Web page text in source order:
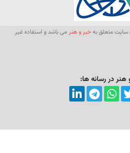
متعلق بهخبر و هنر می باشد و استفاده غیر
هنر در رسانه ها: